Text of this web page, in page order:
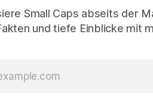
Small Caps abseits der
und tiefe Einblicke mit